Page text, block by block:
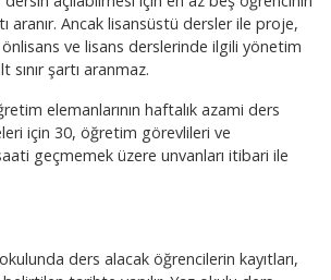
aranır. Ancak lisansüstü dersler ile proje,
ve lisans derslerinde ilgili yönetim
sınır şartı aranmaz.
elemanlarının haftalık azami ders
için 30, öğretim görevlileri ve
geçmemek üzere unvanları itibari ile
ders alacak öğrencilerin kayıtları,